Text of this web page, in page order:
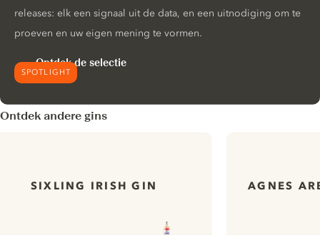
SPOTLIGHT
releases: elk een signaal uit de data, en een uitnodiging om te
proeven en uw eigen mening te vormen.
Ontdek de selectie
Ontdek andere gins
SIXLING IRISH GIN AGNES